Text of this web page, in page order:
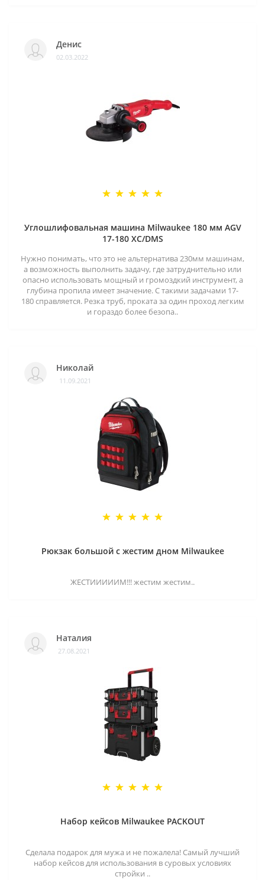
Денис
02.03.2022
Углошлифовальная машина Milwaukee 180 мм AGV
17-180 XC/DMS
Нужно понимать, что это не альтернатива 230мм машинам,
а возможность выполнить задачу, где затруднительно или
опасно использовать мощный и громоздкий инструмент, а
глубина пропила имеет значение. С такими задачами 17-
180 справляется. Резка труб, проката за один проход легким
и гораздо более безопа..
Николай
11.09.2021
Рюкзак большой с жестим дном Milwaukee
ЖЕСТИИИИИМ!!! жестим жестим..
Наталия
27.08.2021
Набор кейсов Milwaukee PACKOUT
Сделала подарок для мужа и не пожалела! Самый лучший
набор кейсов для использования в суровых условиях
стройки ..